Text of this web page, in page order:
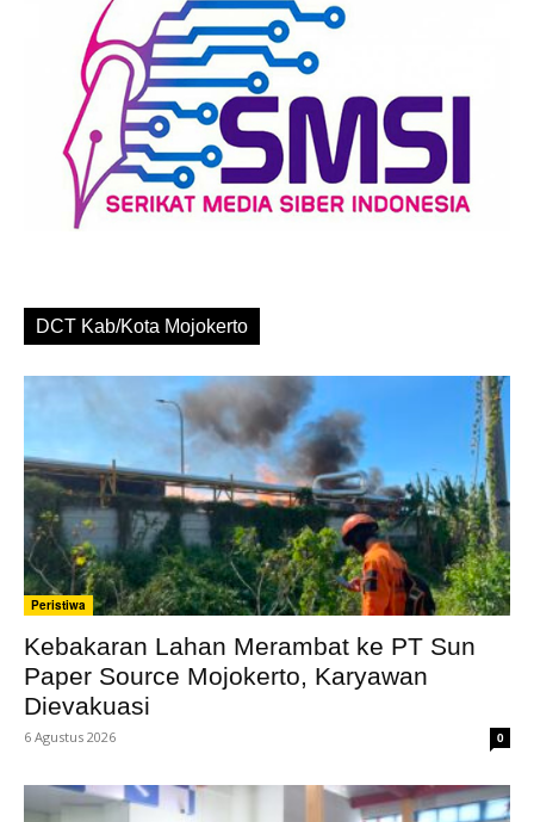
DCT Kab/Kota Mojokerto
Peristiwa
Kebakaran Lahan Merambat ke PT Sun
Paper Source Mojokerto, Karyawan
Dievakuasi
6 Agustus 2026 0